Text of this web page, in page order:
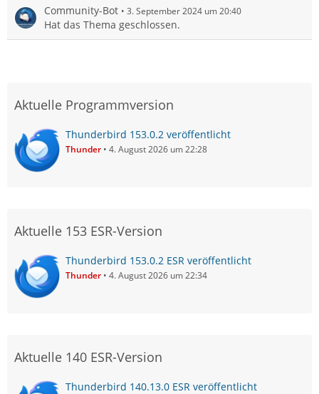
Community-Bot 3. September 2024 um 20:40
Hat das Thema geschlossen.
Aktuelle Programmversion
Thunderbird 153.0.2 veröffentlicht
Thunder 4. August 2026 um 22:28
Aktuelle 153 ESR-Version
Thunderbird 153.0.2 ESR veröffentlicht
Thunder 4. August 2026 um 22:34
Aktuelle 140 ESR-Version
Thunderbird 140.13.0 ESR veröffentlicht